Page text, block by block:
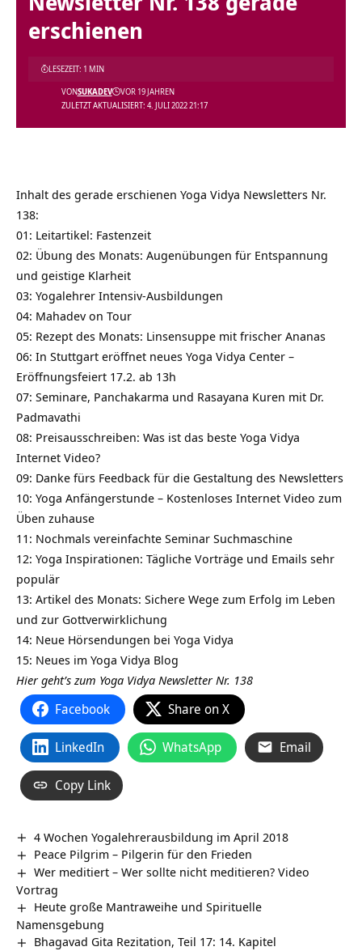
erschienen
ZULETZT AKTUALISIERT: 4. JULI 2022 21:17
VONSUKADEV VOR 19 JAHREN
LESEZEIT: 1 MIN
Inhalt des gerade erschienen Yoga Vidya Newsletters Nr.
138:
01: Leitartikel: Fastenzeit
02: Übung des Monats: Augenübungen für Entspannung
und geistige Klarheit
03: Yogalehrer Intensiv-Ausbildungen
04: Mahadev on Tour
05: Rezept des Monats: Linsensuppe mit frischer Ananas
06: In Stuttgart eröffnet neues Yoga Vidya Center –
Eröffnungsfeiert 17.2. ab 13h
07: Seminare, Panchakarma und Rasayana Kuren mit Dr.
Padmavathi
08: Preisausschreiben: Was ist das beste Yoga Vidya
Internet Video?
09: Danke fürs Feedback für die Gestaltung des Newsletters
10: Yoga Anfängerstunde – Kostenloses Internet Video zum
Üben zuhause
11: Nochmals vereinfachte Seminar Suchmaschine
12: Yoga Inspirationen: Tägliche Vorträge und Emails sehr
populär
13: Artikel des Monats: Sichere Wege zum Erfolg im Leben
und zur Gottverwirklichung
14: Neue Hörsendungen bei Yoga Vidya
15: Neues im Yoga Vidya Blog
Hier geht’s zum Yoga Vidya Newsletter Nr. 138
Facebook Share on X
LinkedIn WhatsApp Email
Copy Link
4 Wochen Yogalehrerausbildung im April 2018
Peace Pilgrim – Pilgerin für den Frieden
Wer meditiert – Wer sollte nicht meditieren? Video
Vortrag
Heute große Mantraweihe und Spirituelle
Namensgebung
Bhagavad Gita Rezitation, Teil 17: 14. Kapitel